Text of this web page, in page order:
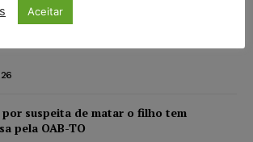
após anúncios com conteúdo
suspeita de matar o filho tem
pela OAB-TO
Aceitar